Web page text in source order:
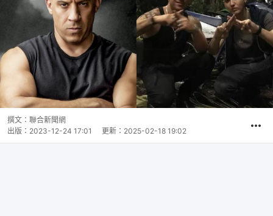
撰文： 聯合新聞網
出版： 2023-12-24 17:01 更新： 2025-02-18 19:02